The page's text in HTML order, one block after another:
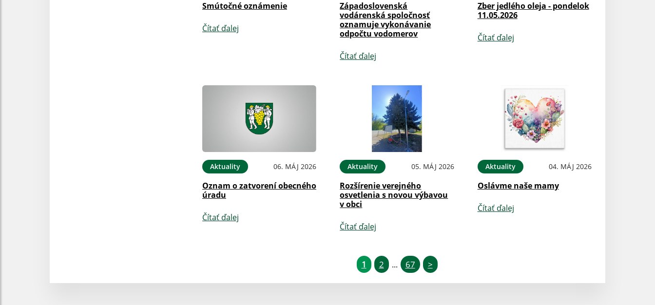
Smútočné oznámenie
Čítať ďalej
Západoslovenská
vodárenská spoločnosť
oznamuje vykonávanie
odpočtu vodomerov
Čítať ďalej
Zber jedlého oleja - pondelok
11.05.2026
Čítať ďalej
Aktuality 06. MÁJ 2026
Oznam o zatvorení obecného
úradu
Čítať ďalej
Aktuality 05. MÁJ 2026
Rozšírenie verejného
osvetlenia s novou výbavou
v obci
Čítať ďalej
Aktuality 04. MÁJ 2026
Oslávme naše mamy
Čítať ďalej
1 2 ... 67 >